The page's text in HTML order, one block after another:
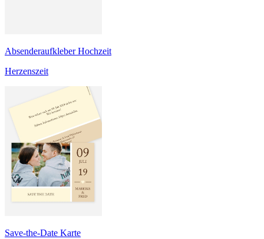
Absenderaufkleber Hochzeit
Herzenszeit
Save-the-Date Karte